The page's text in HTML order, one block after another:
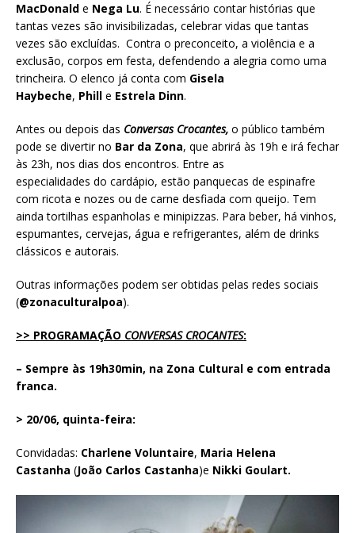
MacDonald e Nega Lu. É necessário contar histórias que
tantas vezes são invisibilizadas, celebrar vidas que tantas
vezes são excluídas. Contra o preconceito, a violência e a
exclusão, corpos em festa, defendendo a alegria como uma
trincheira. O elenco já conta com Gisela
Haybeche, Phill e Estrela Dinn.
Antes ou depois das Conversas Crocantes, o público também
pode se divertir no Bar da Zona, que abrirá às 19h e irá fechar
às 23h, nos dias dos encontros. Entre as
especialidades do cardápio, estão panquecas de espinafre
com ricota e nozes ou de carne desfiada com queijo. Tem
ainda tortilhas espanholas e minipizzas. Para beber, há vinhos,
espumantes, cervejas, água e refrigerantes, além de drinks
clássicos e autorais.
Outras informações podem ser obtidas pelas redes sociais
(@zonaculturalpoa).
>> PROGRAMAÇÃO CONVERSAS CROCANTES:
– Sempre às 19h30min, na Zona Cultural e com entrada
franca.
> 20/06, quinta-feira:
Convidadas: Charlene Voluntaire, Maria Helena
Castanha (João Carlos Castanha)e Nikki Goulart.